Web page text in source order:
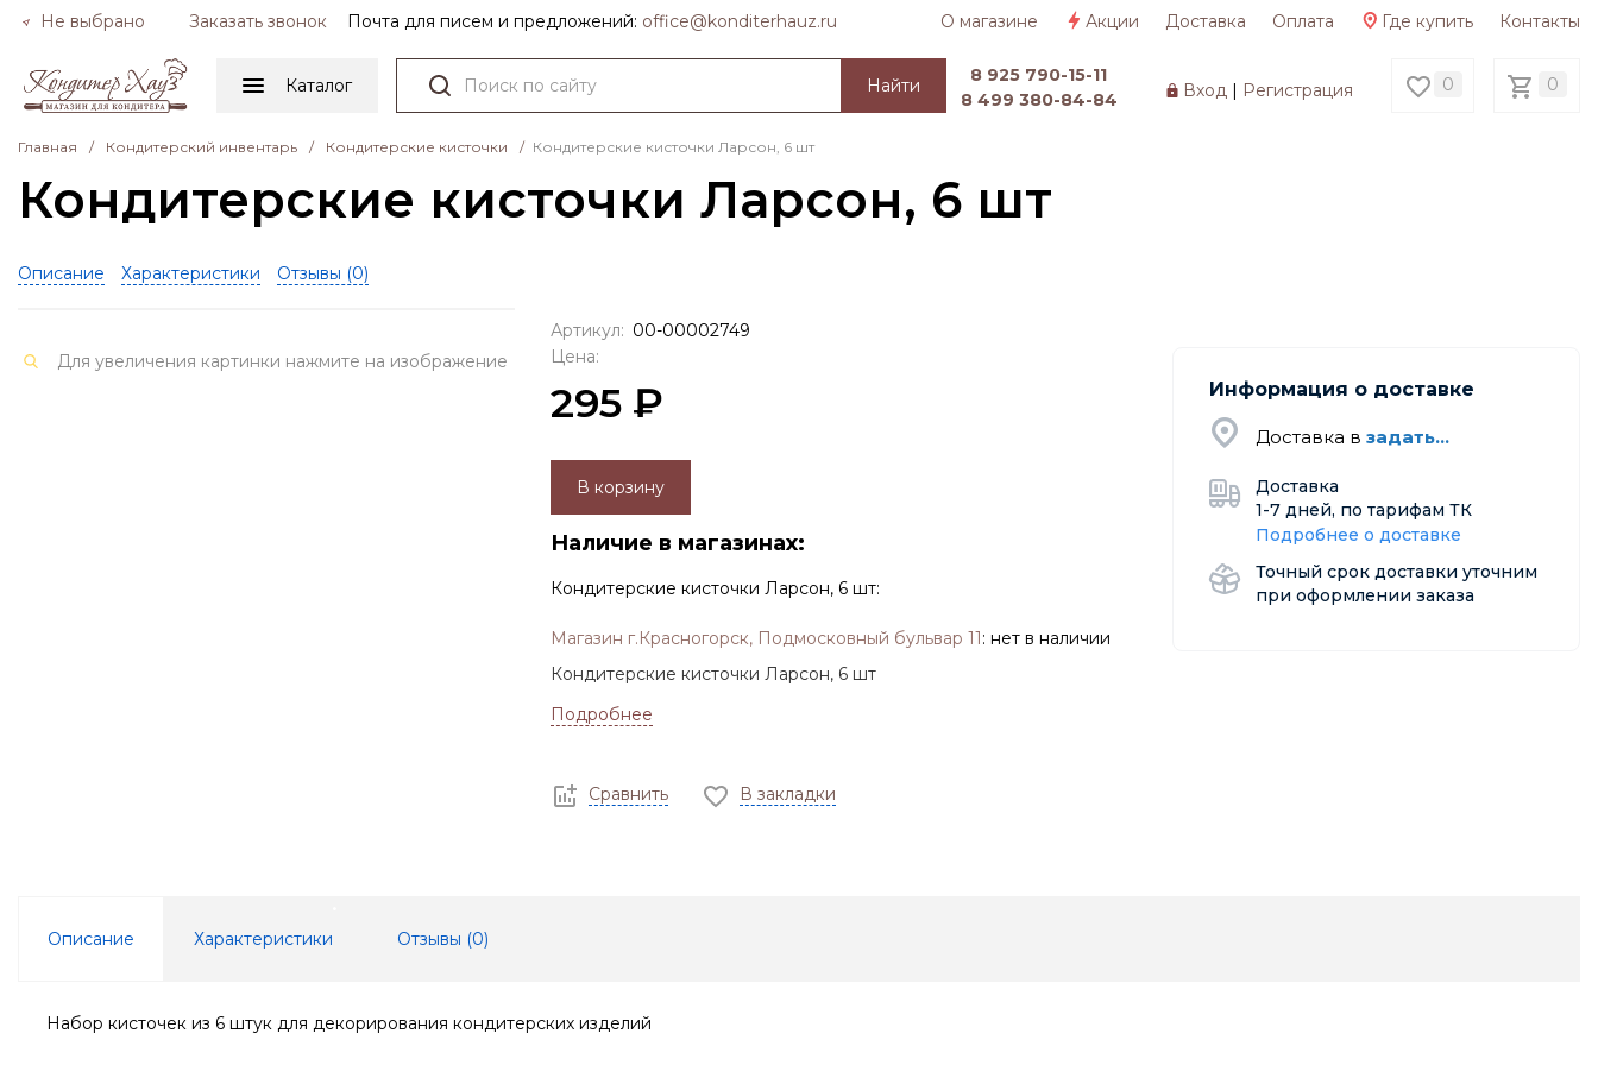
Не выбрано Заказать звонок Почта для писем и предложений: officе@konditerhauz.ru О магазине Акции Доставка Оплата Где купить Контакты
Каталог Вход| Регистрация 0 0
Найти
8 925 790-15-11
8 499 380-84-84
Главная / Кондитерский инвентарь / Кондитерские кисточки / Кондитерские кисточки Ларсон, 6 шт
Кондитерские кисточки Ларсон, 6 шт
Описание Характеристики Отзывы (0)
Для увеличения картинки нажмите на изображение
Артикул: 00-00002749
Цена:
295 ₽
В корзину
Наличие в магазинах:
Кондитерские кисточки Ларсон, 6 шт:
Магазин г.Красногорск, Подмосковный бульвар 11: нет в наличии
Информация о доставке
Доставка в задать...
Доставка
1-7 дней, по тарифам ТК
Подробнее о доставке
Точный срок доставки уточним
при оформлении заказа
Кондитерские кисточки Ларсон, 6 шт
Подробнее
Сравнить В закладки
Описание Характеристики Отзывы (0)
Набор кисточек из 6 штук для декорирования кондитерских изделий